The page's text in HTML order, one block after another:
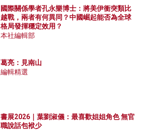
國際關係學者孔永樂博士：將美伊衝突類比
越戰，兩者有何異同？中國崛起能否為全球
格局發揮穩定效用？
本社編輯部
葛亮：見南山
編輯精選
書展2026｜葉劉淑儀：最喜歡姐姐角色 無官
職說話包袱少